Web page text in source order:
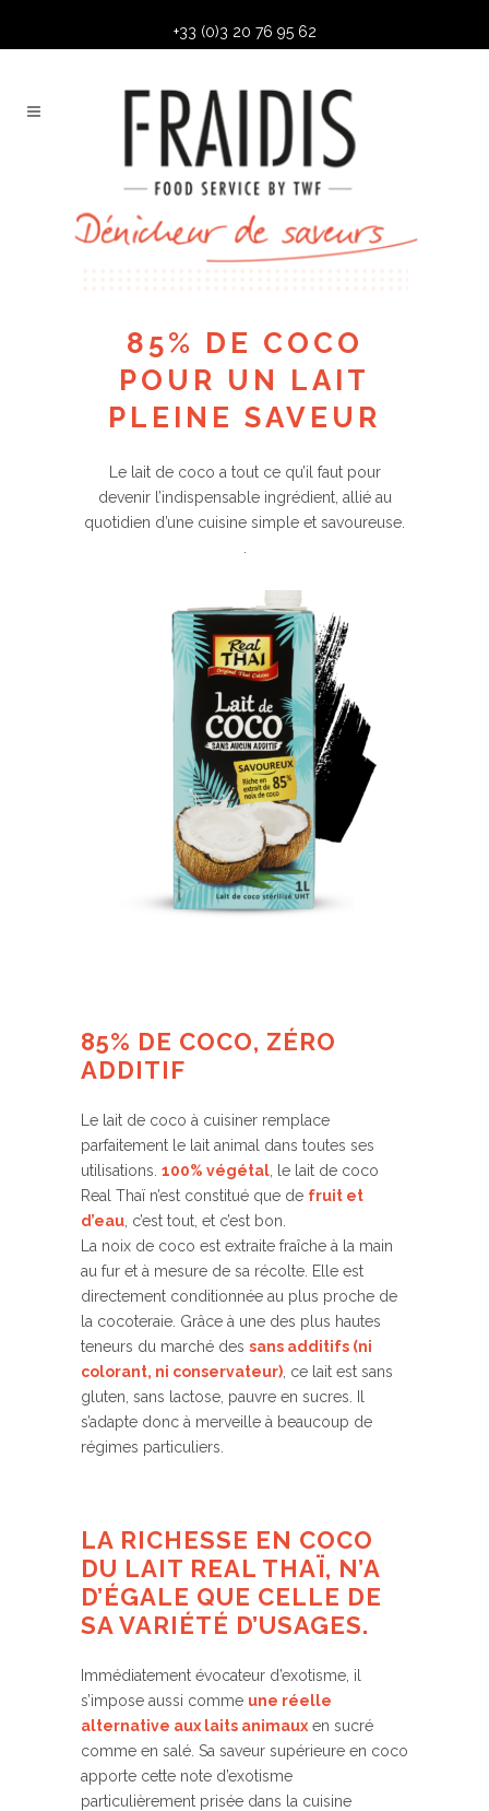
+33 (0)3 20 76 95 62
85% DE COCO
POUR UN LAIT
PLEINE SAVEUR
Le lait de coco a tout ce qu’il faut pour
devenir l’indispensable ingrédient, allié au
quotidien d’une cuisine simple et savoureuse.
85% DE COCO, ZÉRO
ADDITIF
Le lait de coco à cuisiner remplace
parfaitement le lait animal dans toutes ses
utilisations. 100% végétal , le lait de coco
Real Thaï n’est constitué que de fruit et
d’eau , c’est tout, et c’est bon.
La noix de coco est extraite fraîche à la main
au fur et à mesure de sa récolte. Elle est
directement conditionnée au plus proche de
la cocoteraie. Grâce à une des plus hautes
teneurs du marché des sans additifs (ni
colorant, ni conservateur) , ce lait est sans
gluten, sans lactose, pauvre en sucres. Il
s’adapte donc à merveille à beaucoup de
régimes particuliers.
LA RICHESSE EN COCO
DU LAIT REAL THAÏ, N’A
D’ÉGALE QUE CELLE DE
SA VARIÉTÉ D’USAGES.
Immédiatement évocateur d’exotisme, il
s’impose aussi comme une réelle
alternative aux laits animaux en sucré
comme en salé. Sa saveur supérieure en coco
apporte cette note d’exotisme
particulièrement prisée dans la cuisine